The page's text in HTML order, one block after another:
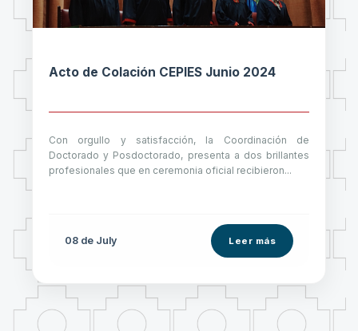
Acto de Colación CEPIES Junio 2024
Con orgullo y satisfacción, la Coordinación de
Doctorado y Posdoctorado, presenta a dos brillantes
profesionales que en ceremonia oficial recibieron...
08 de July Leer más